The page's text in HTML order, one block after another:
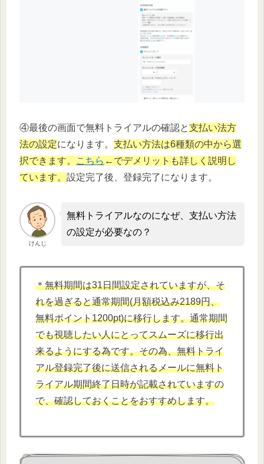
④最後の画面で無料トライアルの確認と支払い法方
法の設定になります。 支払い方法は6種類の中から選
択できます。
こちら ←でデメリットも詳しく説明し
ています。 設定完了後、登録完了になります。
けんじ
無料トライアルなのになぜ、支払い方法
の設定が必要なの？
＊無料期間は31日間設定されていますが、そ
れを過ぎると通常期間(月額税込み2189円、
無料ポイント1200pt)に移行します。通常期間
でも視聴したい人にとってスムーズに移行出
来るようにする為です。その為、無料トライ
アル登録完了後に送信されるメールに無料ト
ライアル期間終了日時が記載されていますの
で、確認しておくことをおすすめします。